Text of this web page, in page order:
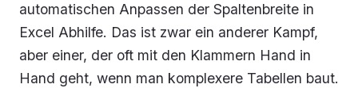
automatischen Anpassen der Spaltenbreite in
Excel Abhilfe. Das ist zwar ein anderer Kampf,
aber einer, der oft mit den Klammern Hand in
Hand geht, wenn man komplexere Tabellen baut.